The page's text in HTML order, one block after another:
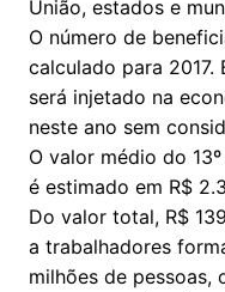
União, estados e
O número de
calculado para 2017.
será injetado na
neste ano sem
O valor médio do
é estimado em R$
Do valor total, R$
a trabalhadores
milhões de pessoas,